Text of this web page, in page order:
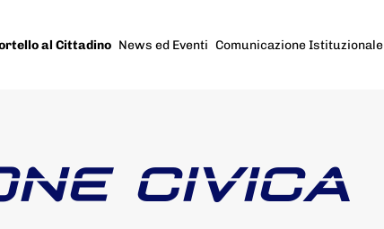
al Cittadino News ed Eventi Comunicazione Istituzionale
CIVICA